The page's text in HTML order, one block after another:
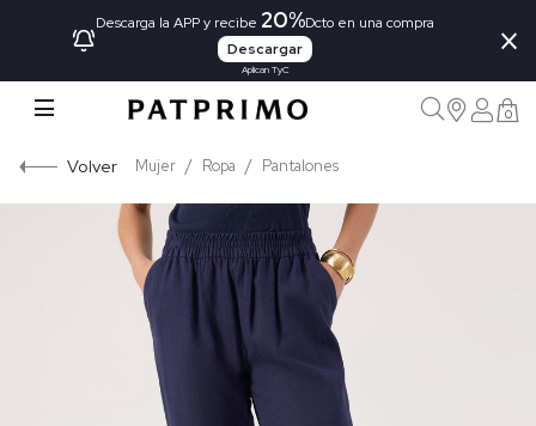
Descarga la APP y recibe 20%Dcto en una compra
Descargar
Aplican TyC
×
0
Volver Mujer Ropa Pantalones